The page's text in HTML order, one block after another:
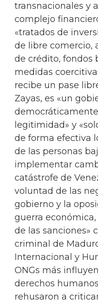
transnacionales y
complejo
«tratados de
de libre comercio,
de crédito, fondos
medidas
recibe un pase
Zayas, es «un
legitimidad» y
de forma efectiva
de las personas
implementar
catástrofe de
voluntad de las
gobierno y la
guerra
de las sanciones»
criminal de
Internacional y
ONGs más
derechos
rehusaron a